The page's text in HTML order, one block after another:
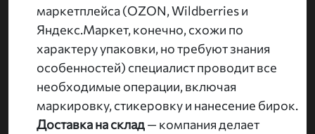
маркетплейса (OZON, Wildberries и
Яндекс.Маркет, конечно, схожи по
характеру упаковки, но требуют знания
особенностей) специалист проводит все
необходимые операции, включая
маркировку, стикеровку и нанесение бирок.
Доставка на склад— компания делает